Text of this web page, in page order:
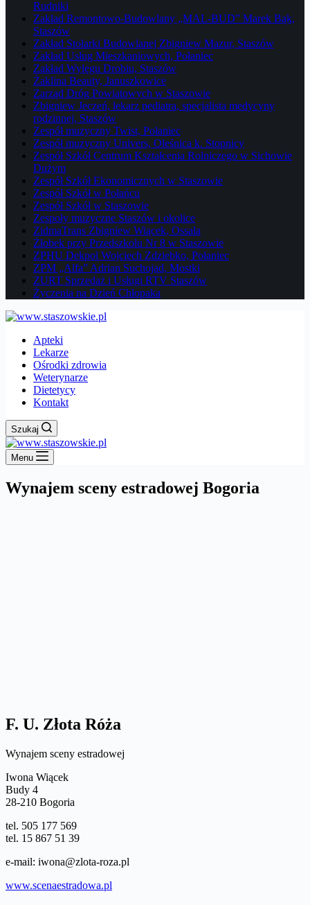
Rudniki
Zakład Remontowo-Budowlany „MAL-BUD” Marek Bąk,
Staszów
Zakład Stolarki Budowlanej Zbigniew Mazur, Staszów
Zakład Usług Mieszkaniowych, Połaniec
Zakład Wylęgu Drobiu, Staszów
Żaklina Beauty, Januszkowice
Zarząd Dróg Powiatowych w Staszowie
Zbigniew Jeczeń, lekarz pediatra, specjalista medycyny
rodzinnej, Staszów
Zespół muzyczny Twist, Połaniec
Zespół muzyczny Univers, Oleśnica k. Stopnicy
Zespół Szkół Centrum Kształcenia Rolniczego w Sichowie
Dużym
Zespół Szkół Ekonomicznych w Staszowie
Zespół Szkół w Połańcu
Zespół Szkół w Staszowie
Zespoły muzyczne Staszów i okolice
ZidmaTrans Zbigniew Wiącek, Ossala
Żłobek przy Przedszkolu Nr 8 w Staszowie
ZPHU Dekpol Wojciech Zdziebko, Połaniec
ZPM „Alfa” Adrian Suchojad, Mostki
ZURT Sprzedaż i Usługi RTV Staszów
Życzenia na Dzień Chłopaka
Apteki
Lekarze
Ośrodki zdrowia
Weterynarze
Dietetycy
Kontakt
Szukaj
Menu
Wynajem sceny estradowej Bogoria
F. U. Złota Róża
Wynajem sceny estradowej
Iwona Wiącek
Budy 4
28-210 Bogoria
tel. 505 177 569
tel. 15 867 51 39
e-mail: iwona@zlota-roza.pl
www.scenaestradowa.pl